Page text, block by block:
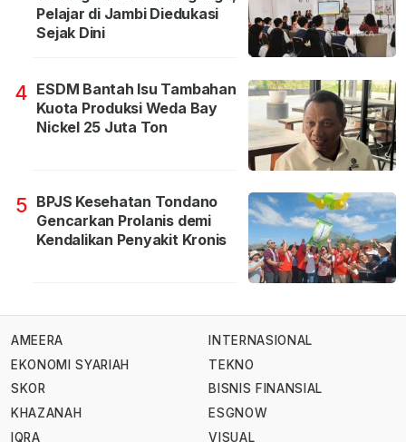
Pelajar di Jambi Diedukasi
Sejak Dini
4 ESDM Bantah Isu Tambahan
Kuota Produksi Weda Bay
Nickel 25 Juta Ton
5 BPJS Kesehatan Tondano
Gencarkan Prolanis demi
Kendalikan Penyakit Kronis
AMEERA
EKONOMI SYARIAH
SKOR
KHAZANAH
IQRA
INTERNASIONAL
TEKNO
BISNIS FINANSIAL
ESGNOW
VISUAL